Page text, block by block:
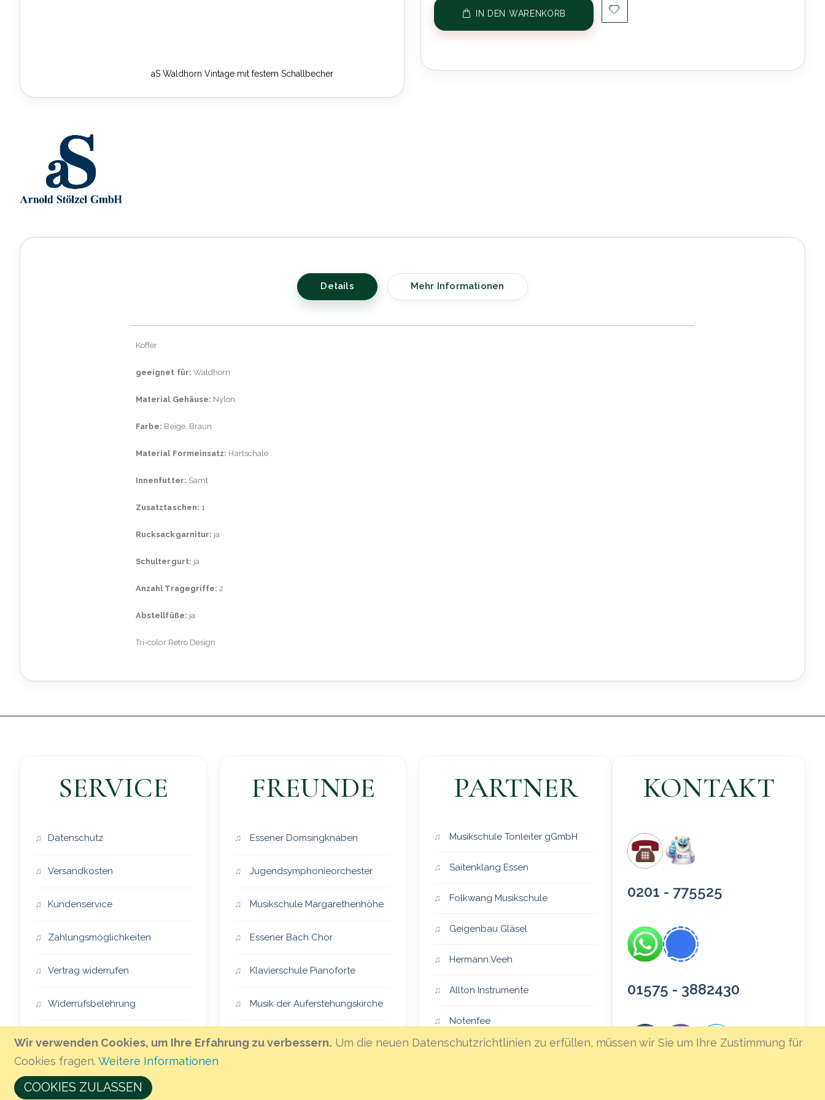
Wir verwenden Cookies, um Ihre Erfahrung zu verbessern. Um die neuen Datenschutzrichtlinien zu erfüllen, müssen wir Sie um Ihre Zustimmung für
Cookies fragen. Weitere Informationen
COOKIES ZULASSEN
aS Waldhorn Vintage mit festem Schallbecher
aS Waldhorn Vintage mit festem Schallbecher
Bildergalerie
springen
IN DEN WARENKORB
Details
Koffer
geeignet für: Waldhorn
Material Gehäuse: Nylon
Farbe: Beige, Braun
Material Formeinsatz: Hartschale
Innenfutter: Samt
Zusatztaschen: 1
Rucksackgarnitur: ja
Schultergurt: ja
Anzahl Tragegriffe: 2
Abstellfüße: ja
Tri-color Retro Design
Mehr Informationen
SERVICE
Datenschutz
Versandkosten
Kundenservice
Zahlungsmöglichkeiten
Vertrag widerrufen
Widerrufsbelehrung
Impressum
FREUNDE
Essener Domsingknaben
Jugendsymphonieorchester
Musikschule Margarethenhöhe
Essener Bach Chor
Klavierschule Pianoforte
Musik der Auferstehungskirche
Essener Vocalensemble
PARTNER
Musikschule Tonleiter gGmbH
Saitenklang Essen
Folkwang Musikschule
Geigenbau Gläsel
Hermann Veeh
Allton Instrumente
Notenfee
KONTAKT
0201 - 775525
01575 - 3882430